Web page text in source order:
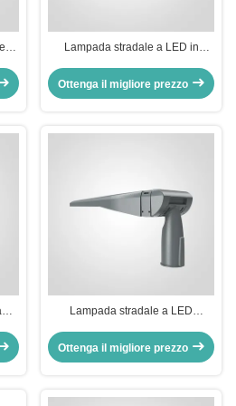
Lampada stradale a LED in
superiore a 50000 ore, senza
supporto dimmer, progettata per
Ottenga il migliore prezzo
Lampada stradale a LED
durata di 50000 ore e senza
supporto dimmer, adatta per
Ottenga il migliore prezzo